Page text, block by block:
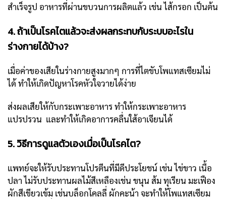
สำเร็จรูป อาหารที่ผ่านขบวนการผลิตแล้ว เช่น ไส้กรอก เป็นต้น
4. ถ้าเป็นโรคไตแล้วจะส่งผลกระทบกับระบบอะไรใน
ร่างกายได้บ้าง?
เมื่อค่าของเสียในร่างกายสูงมากๆ การที่ไตขับโพแทสเซียมไม่
ได้ ทำให้เกิดปัญหาโรคหัวใจวายได้ง่าย
ส่งผลเสียให้กับกระเพาะอาหาร ทำให้กระเพาะอาหาร
แปรปรวน และทำให้เกิดอาการคลื่นใส้อาเจียนได้
5. วิธีการดูแลตัวเองเมื่อเป็นโรคไต?
แพทย์จะให้รับประทานโปรตีนที่มีดีประโยชน์ เช่น ไข่ขาว เนื้อ
ปลา ไม่รับประทานผลไม้สีเหลืองเช่น ขนุน ส้ม ทุเรียน มะเฟือง
ผักสีเขียวเข้ม เช่นบล็อกโคลลี่ ผักคะน้า จะทำให้โพแทสเซียม